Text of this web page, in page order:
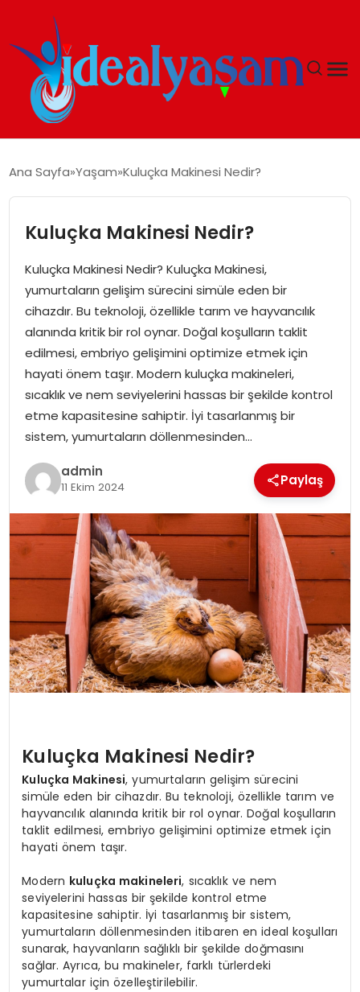
GÜNDEM
EKONOMI
İDEAL YAŞAM
İDEAL SPOR
YAŞAM
MAGAZIN
SOSYAL HABER
Ana Sayfa Yaşam Kuluçka Makinesi Nedir?
Kuluçka Makinesi Nedir?
Kuluçka Makinesi Nedir? Kuluçka Makinesi,
yumurtaların gelişim sürecini simüle eden bir
cihazdır. Bu teknoloji, özellikle tarım ve hayvancılık
alanında kritik bir rol oynar. Doğal koşulların taklit
edilmesi, embriyo gelişimini optimize etmek için
hayati önem taşır. Modern kuluçka makineleri,
sıcaklık ve nem seviyelerini hassas bir şekilde kontrol
etme kapasitesine sahiptir. İyi tasarlanmış bir
sistem, yumurtaların döllenmesinden…
admin
11 Ekim 2024 Paylaş
Kuluçka Makinesi Nedir?
Kuluçka Makinesi, yumurtaların gelişim sürecini
simüle eden bir cihazdır. Bu teknoloji, özellikle tarım ve
hayvancılık alanında kritik bir rol oynar. Doğal koşulların
taklit edilmesi, embriyo gelişimini optimize etmek için
hayati önem taşır.
Modern kuluçka makineleri, sıcaklık ve nem
seviyelerini hassas bir şekilde kontrol etme
kapasitesine sahiptir. İyi tasarlanmış bir sistem,
yumurtaların döllenmesinden itibaren en ideal koşulları
sunarak, hayvanların sağlıklı bir şekilde doğmasını
sağlar. Ayrıca, bu makineler, farklı türlerdeki
yumurtalar için özelleştirilebilir.